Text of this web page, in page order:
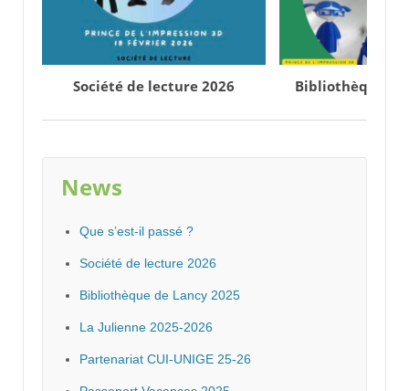
Société de lecture 2026 Bibliothèque de
News
Que s’est-il passé ?
Société de lecture 2026
Bibliothèque de Lancy 2025
La Julienne 2025-2026
Partenariat CUI-UNIGE 25-26